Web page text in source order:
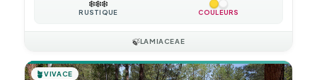
❄️❄️❄️
RUSTIQUE COULEURS
🍃LAMIACEAE
🪴VIVACE